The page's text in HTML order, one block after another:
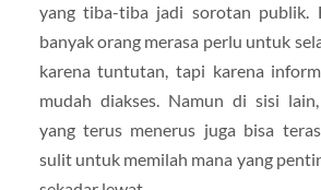
yang tiba-tiba jadi sorotan publik.
banyak orang merasa perlu untuk
karena tuntutan, tapi karena
mudah diakses. Namun di sisi
yang terus menerus juga bisa
sulit untuk memilah mana yang